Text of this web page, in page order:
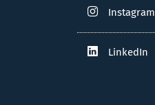
Instagram
LinkedIn